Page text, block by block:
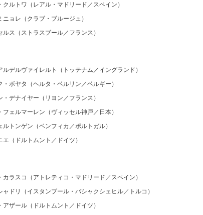
クルトワ（レアル・マドリード／スペイン）
ニョレ（クラブ・ブルージュ）
ルス（ストラスブール／フランス）
ルデルヴァイレルト（トッテナム／イングランド）
・ボヤタ（ヘルタ・ベルリン／ベルギー）
・デナイヤー（リヨン／フランス）
フェルマーレン（ヴィッセル神戸／日本）
ルトンゲン（ベンフィカ／ポルトガル）
エ（ドルトムント／ドイツ）
カラスコ（アトレティコ・マドリード／スペイン）
ャドリ（イスタンブール・バシャクシェヒル／トルコ）
アザール（ドルトムント／ドイツ）